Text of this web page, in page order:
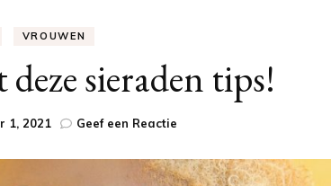
VROUWEN
sieraden tips!
1, 2021 Geef een Reactieop
je
beautiful